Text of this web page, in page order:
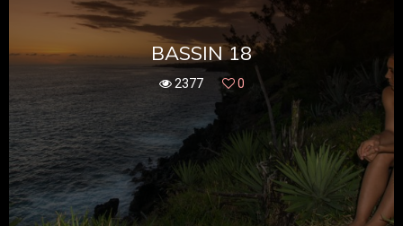
BASSIN 18
2377 0